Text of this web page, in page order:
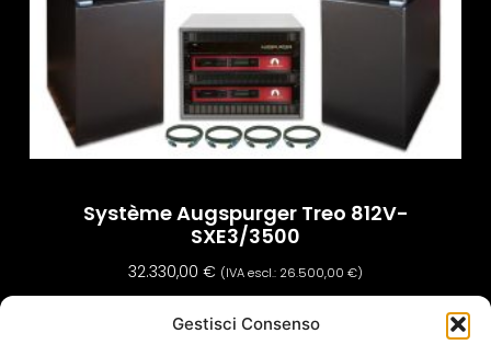
Gestisci Consenso
Système Augspurger Treo 812V-
SXE3/3500
32.330,00 € (IVA escl.: 26.500,00 €)
Ajouter Au Panier